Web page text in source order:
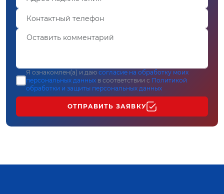
Я ознакомлен(а) и даю согласие на обработку моих
персональных данных в соответствии с Политикой
обработки и защиты персональных данных
ОТПРАВИТЬ ЗАЯВКУ